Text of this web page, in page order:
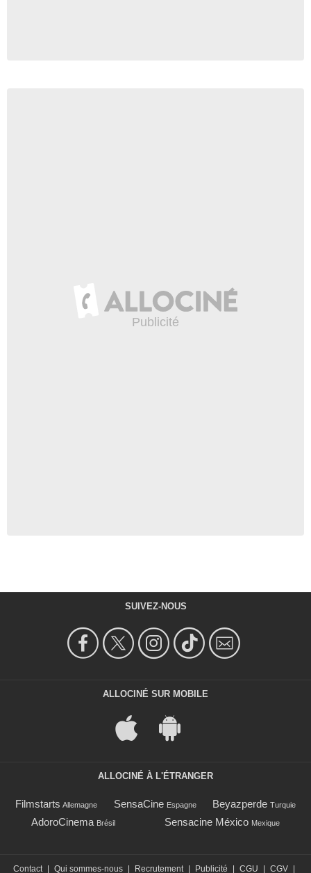
SUIVEZ-NOUS
ALLOCINÉ SUR MOBILE
ALLOCINÉ À L'ÉTRANGER
Filmstarts Allemagne SensaCine Espagne Beyazperde Turquie
AdoroCinema Brésil Sensacine México Mexique
Contact | Qui sommes-nous | Recrutement | Publicité | CGU | CGV |